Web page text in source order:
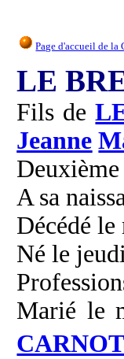
Page d'accueil de la
LE
Fils de
Jeanne
A sa
Décédé
Né le
Marié le
CARNOT